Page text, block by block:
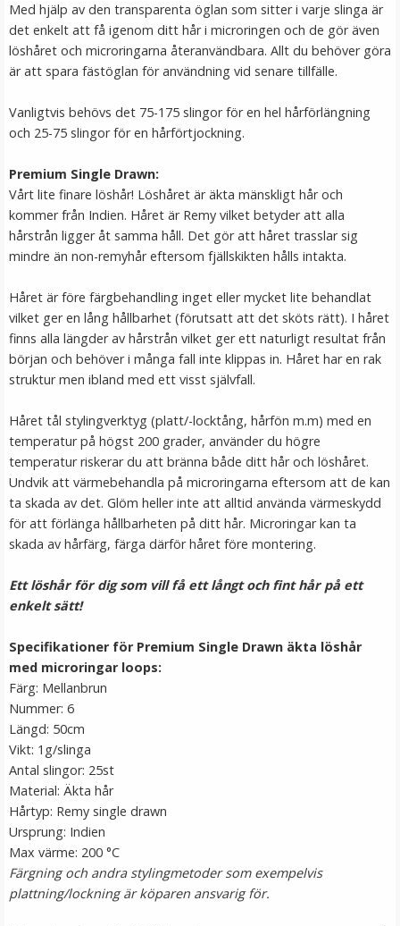
#16 Ljusbrun - Original äkta löshår remy nagelslingor
★★★★★
189 kr
VÄLJ
Hårkrans rosor till Midsommar
★★★★★
Med hjälp av den transparenta öglan som sitter i varje slinga är
det enkelt att få igenom ditt hår i microringen och de gör även
löshåret och microringarna återanvändbara. Allt du behöver göra
är att spara fästöglan för användning vid senare tillfälle.
Vanligtvis behövs det 75-175 slingor för en hel hårförlängning
och 25-75 slingor för en hårförtjockning.
Premium Single Drawn:
Vårt lite finare löshår! Löshåret är äkta mänskligt hår och
kommer från Indien. Håret är Remy vilket betyder att alla
hårstrån ligger åt samma håll. Det gör att håret trasslar sig
mindre än non-remyhår eftersom fjällskikten hålls intakta.
Håret är före färgbehandling inget eller mycket lite behandlat
vilket ger en lång hållbarhet (förutsatt att det sköts rätt). I håret
finns alla längder av hårstrån vilket ger ett naturligt resultat från
början och behöver i många fall inte klippas in. Håret har en rak
struktur men ibland med ett visst självfall.
Håret tål stylingverktyg (platt/-locktång, hårfön m.m) med en
temperatur på högst 200 grader, använder du högre
temperatur riskerar du att bränna både ditt hår och löshåret.
Undvik att värmebehandla på microringarna eftersom att de kan
ta skada av det. Glöm heller inte att alltid använda värmeskydd
för att förlänga hållbarheten på ditt hår. Microringar kan ta
skada av hårfärg, färga därför håret före montering.
Ett löshår för dig som vill få ett långt och fint hår på ett
enkelt sätt!
Specifikationer för Premium Single Drawn äkta löshår
med microringar loops:
Färg: Mellanbrun
Nummer: 6
Längd: 50cm
Vikt: 1g/slinga
Antal slingor: 25st
Material: Äkta hår
Hårtyp: Remy single drawn
Ursprung: Indien
Max värme: 200 °C
Färgning och andra stylingmetoder som exempelvis
plattning/lockning är köparen ansvarig för.